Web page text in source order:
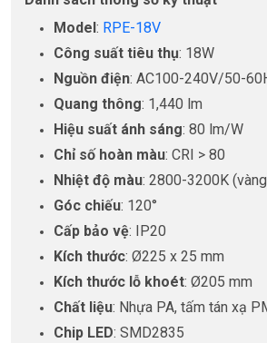
Model : RPE-18V
Công suất tiêu thụ: 18W
Nguồn điện: AC100-240V/50-
Quang thông: 1,440 lm
Hiệu suất ánh sáng: 80 lm/W
Chỉ số hoàn màu: CRI > 80
Nhiệt độ màu: 2800-3200K
Góc chiếu: 120°
Cấp bảo vệ: IP20
Kích thước: Ø225 x 25 mm
Kích thước lỗ khoét: Ø205 mm
Chất liệu: Nhựa PA, tấm tán xạ
Chip LED: SMD2835